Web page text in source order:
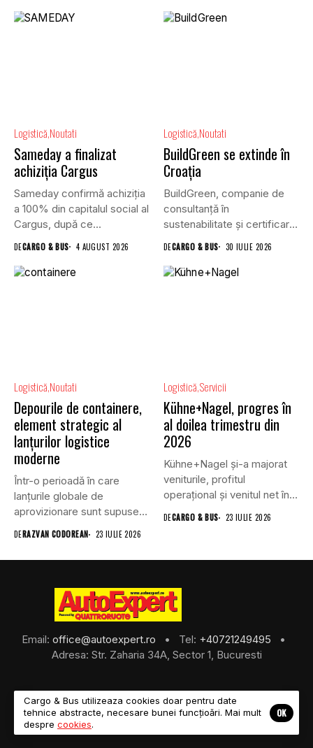
Logistică Noutati
Sameday a finalizat
achiziția Cargus
Sameday confirmă achiziția
a 100% din capitalul social al
Cargus, după ce...
DECARGO & BUS 4 AUGUST 2026
Logistică Noutati
BuildGreen se extinde în
Croația
BuildGreen, companie de
consultanță în
sustenabilitate și certificare
DECARGO & BUS 30 IULIE 2026
Logistică Noutati
Depourile de containere,
element strategic al
lanțurilor logistice
moderne
Într-o perioadă în care
lanțurile globale de
aprovizionare sunt supuse
unei presiuni...
DERAZVAN CODOREAN 23 IULIE 2026
Logistică Servicii
Kühne+Nagel, progres în
al doilea trimestru din
2026
Kühne+Nagel și-a majorat
veniturile, profitul
operațional și venitul net în
al doilea...
DECARGO & BUS 23 IULIE 2026
Email: office@autoexpert.ro • Tel: +40721249495
•
Adresa: Str. Zaharia 34A, Sector 1, Bucuresti
©2026 Cargo & Bus
Cargo & Bus utilizeaza cookies doar pentru date
tehnice abstracte, necesare bunei funcțioări. Mai mult
despre cookies.
OK